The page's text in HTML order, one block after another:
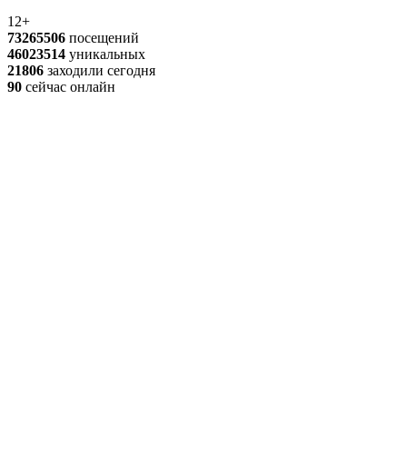
12+
73265506 посещений
46023514 уникальных
21806 заходили сегодня
90 сейчас онлайн